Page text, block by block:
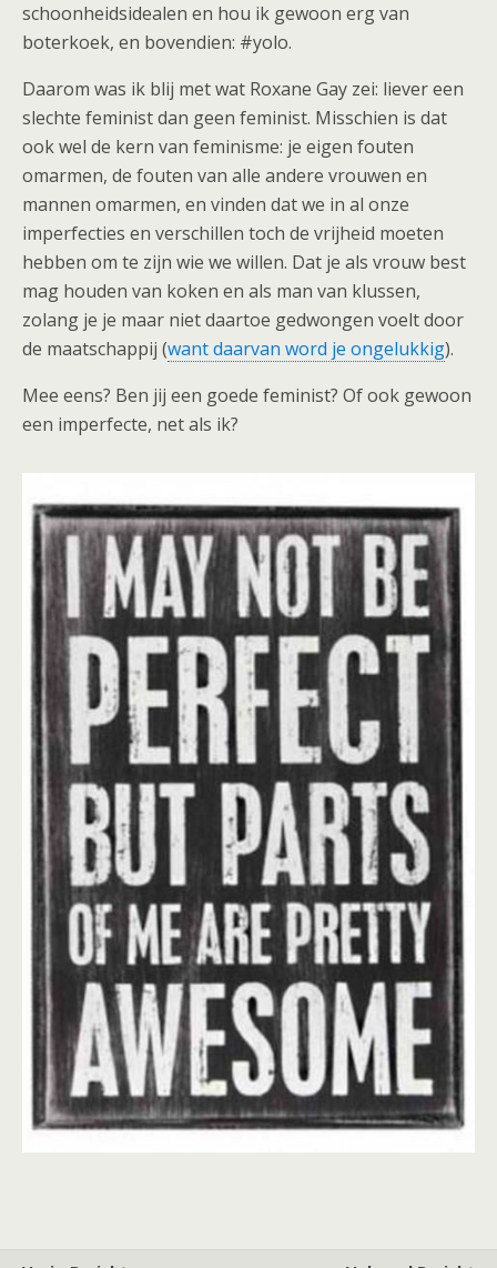
schoonheidsidealen en hou ik gewoon erg van
boterkoek, en bovendien: #yolo.
Daarom was ik blij met wat Roxane Gay zei: liever een
slechte feminist dan geen feminist. Misschien is dat
ook wel de kern van feminisme: je eigen fouten
omarmen, de fouten van alle andere vrouwen en
mannen omarmen, en vinden dat we in al onze
imperfecties en verschillen toch de vrijheid moeten
hebben om te zijn wie we willen. Dat je als vrouw best
mag houden van koken en als man van klussen,
zolang je je maar niet daartoe gedwongen voelt door
de maatschappij (want daarvan word je ongelukkig).
Mee eens? Ben jij een goede feminist? Of ook gewoon
een imperfecte, net als ik?